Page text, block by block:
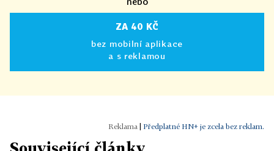
ZA 40 KČ
bez mobilní aplikace
a s reklamou
Předplatné HN+ je zcela bez reklam.